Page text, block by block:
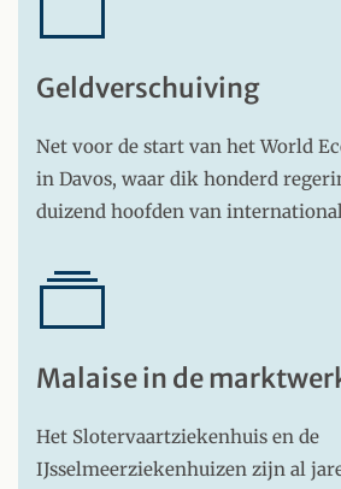
Geldverschuiving
Net voor de start van het World
in Davos, waar dik honderd
duizend hoofden van
Malaise in de
Het Slotervaartziekenhuis en de
IJsselmeerziekenhuizen zijn al